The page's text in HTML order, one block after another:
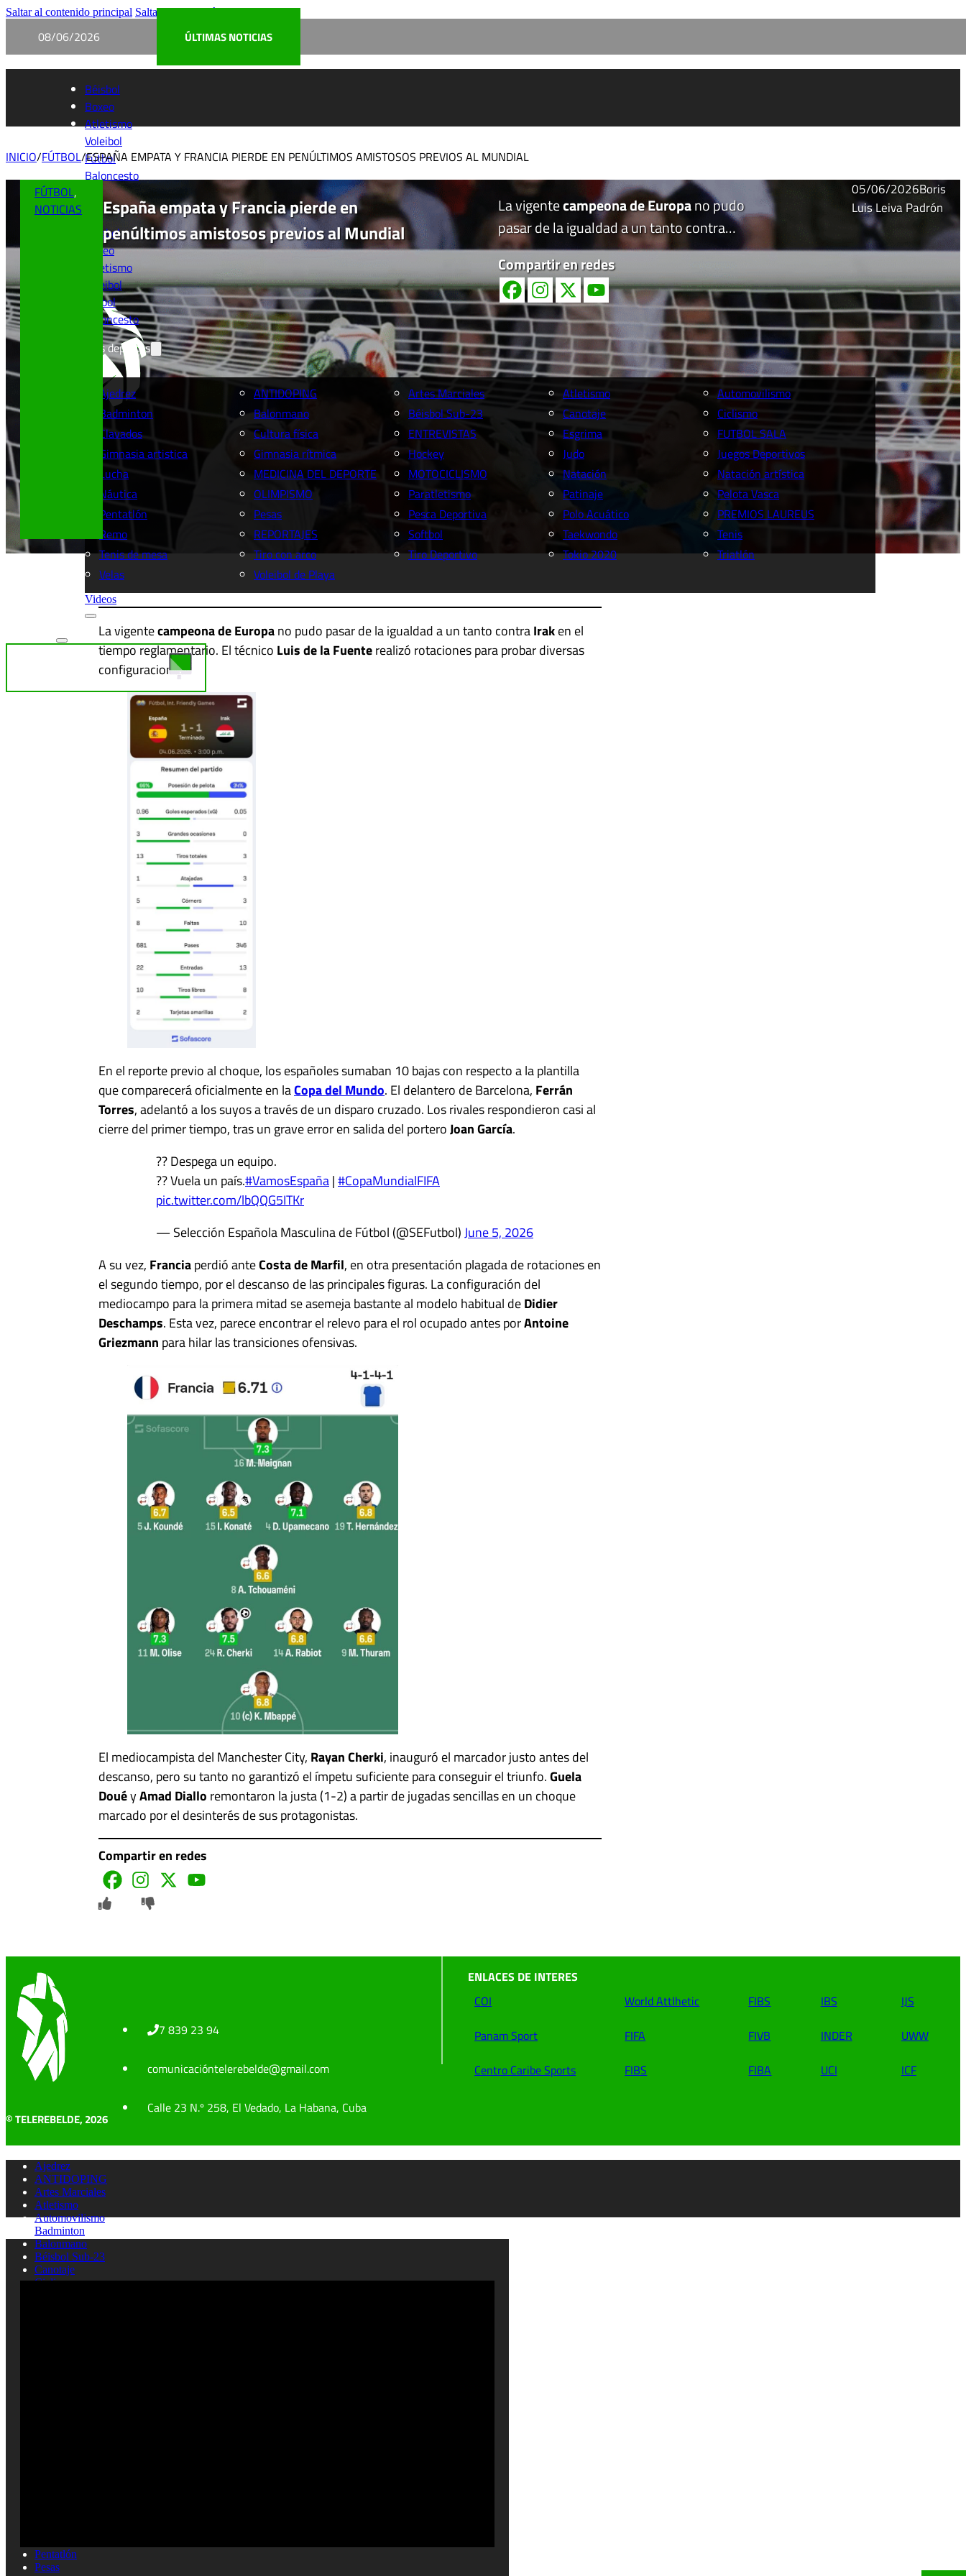
Saltar al contenido principal Saltar al pie de página
08/06/2026 ÚLTIMAS NOTICIAS
Béisbol
Boxeo
Atletismo
Voleibol
Fútbol
Baloncesto
Béisbol
Boxeo
Atletismo
Voleibol
Fútbol
Baloncesto
Más deportes
Ajedrez ANTIDOPING Artes Marciales Atletismo
Automovilismo
Badminton
Balonmano Béisbol Sub-23 Canotaje
Ciclismo
Clavados
Cultura física ENTREVISTAS Esgrima
FUTBOL SALA
Gimnasia artistica
Gimnasia rítmica Hockey Judo
Juegos Deportivos
Lucha
MEDICINA DEL DEPORTE MOTOCICLISMO Natación
Natación artística
Náutica
OLIMPISMO Paratletismo Patinaje
Pelota Vasca
Pentatlón
Pesas Pesca Deportiva Polo Acuático
PREMIOS LAUREUS
Remo
REPORTAJES Softbol Taekwondo
Tenis
Tenis de mesa
Tiro con arco Tiro Deportivo Tokio 2020
Triatlón
Velas
Voleibol de Playa
Videos
TELE REBELDE ¡EN VIVO!
INICIO/FÚTBOL/ESPAÑA EMPATA Y FRANCIA PIERDE EN PENÚLTIMOS AMISTOSOS PREVIOS AL MUNDIAL
FÚTBOL,
NOTICIAS
España empata y Francia pierde en
penúltimos amistosos previos al Mundial
La vigentecampeona de Europano pudo
pasar de la igualdad a un tanto contra…
Compartir en redes
05/06/2026Boris
Luis Leiva Padrón
La vigentecampeona de Europano pudo pasar de la igualdad a un tanto contraIraken el
tiempo reglamentario. El técnico Luis de la Fuenterealizó rotaciones para probar diversas
configuraciones.
En el reporte previo al choque, los españoles sumaban 10 bajas con respecto a la plantilla
que comparecerá oficialmente en laCopa del Mundo. El delantero de Barcelona, Ferrán
Torres, adelantó a los suyos a través de un disparo cruzado. Los rivales respondieron casi al
cierre del primer tiempo, tras un grave error en salida del porteroJoan García.
?? Despega un equipo.
?? Vuela un país.#VamosEspaña|#CopaMundialFIFA
pic.twitter.com/lbQQG5ITKr
— Selección Española Masculina de Fútbol (@SEFutbol)June 5, 2026
A su vez, Franciaperdió anteCosta de Marfil, en otra presentación plagada de rotaciones en
el segundo tiempo, por el descanso de las principales figuras. La configuración del
mediocampo para la primera mitad se asemeja bastante al modelo habitual deDidier
Deschamps. Esta vez, parece encontrar el relevo para el rol ocupado antes porAntoine
Griezmann para hilar las transiciones ofensivas.
El mediocampista del Manchester City, Rayan Cherki, inauguró el marcador justo antes del
descanso, pero su tanto no garantizó el ímpetu suficiente para conseguir el triunfo.Guela
DouéyAmad Diallo remontaron la justa (1-2) a partir de jugadas sencillas en un choque
marcado por el desinterés de sus protagonistas.
Compartir en redes
© TELEREBELDE, 2026
7 839 23 94
comunicacióntelerebelde@gmail.com
Calle 23 N.º 258, El Vedado, La Habana, Cuba
ENLACES DE INTERES
COI
Panam Sport
Centro Caribe Sports
World Attlhetic
FIFA
FIBS
FIBS
FIVB
FIBA
IBS
INDER
UCI
IJS
UWW
ICF
Ajedrez
ANTIDOPING
Artes Marciales
Atletismo
Automovilismo
Badminton
Balonmano
Béisbol Sub-23
Canotaje
Ciclismo
Pentatlón
Pesas